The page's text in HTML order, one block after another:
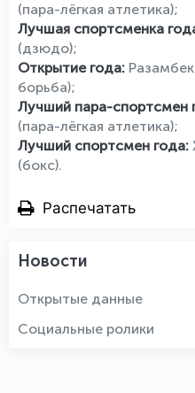
(пара-лёгкая атлетика);
Лучшая спортсменка
(дзюдо);
Открытие года:
борьба);
Лучший пара-спортсмен
(пара-лёгкая атлетика);
Лучший спортсмен года:
(бокс).
Распечатать
Новости
Открытые данные
Социальные ролики